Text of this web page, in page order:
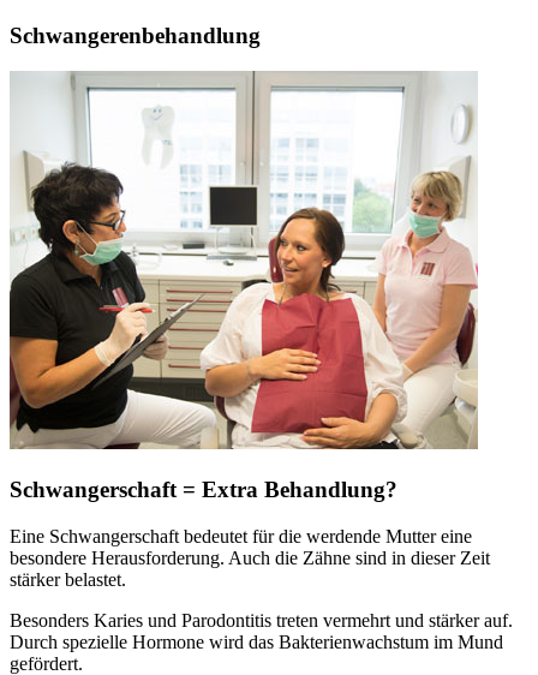
Schwangerenbehandlung
Schwangerschaft = Extra Behandlung?
Eine Schwangerschaft bedeutet für die werdende Mutter eine
besondere Herausforderung. Auch die Zähne sind in dieser Zeit
stärker belastet.
Besonders Karies und Parodontitis treten vermehrt und stärker auf.
Durch spezielle Hormone wird das Bakterienwachstum im Mund
gefördert.